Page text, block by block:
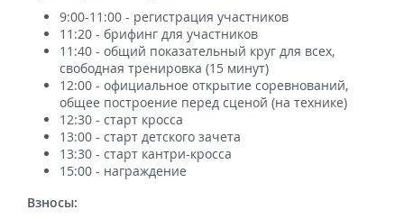
9:00-11:00 - регистрация участников
11:20 - брифинг для участников
11:40 - общий показательный круг для всех,
свободная тренировка (15 минут)
12:00 - официальное открытие соревнований,
общее построение перед сценой (на технике)
12:30 - старт кросса
13:00 - старт детского зачета
13:30 - старт кантри-кросса
15:00 - награждение
Взносы: